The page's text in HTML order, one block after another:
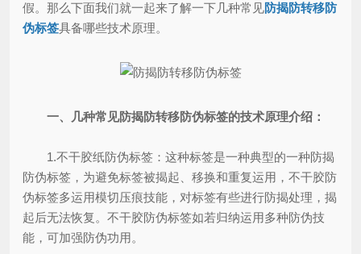
假。那么下面我们就一起来了解一下几种常见防揭防转移防
伪标签具备哪些技术原理。
一、几种常见防揭防转移防伪标签的技术原理介绍：
1.不干胶纸防伪标签：这种标签是一种典型的一种防揭
防伪标签，为避免标签被揭起、移换和重复运用，不干胶防
伪标签多运用模切压痕技能，对标签有些进行防揭处理，揭
起后无法恢复。不干胶防伪标签如若归纳运用多种防伪技
能，可加强防伪功用。